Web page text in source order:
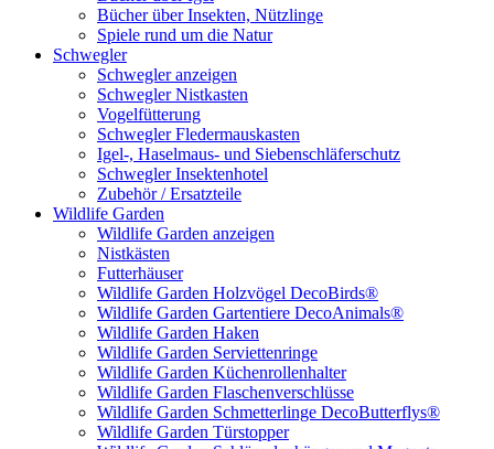
Bücher über Insekten, Nützlinge
Spiele rund um die Natur
Schwegler
Schwegler anzeigen
Schwegler Nistkasten
Vogelfütterung
Schwegler Fledermauskasten
Igel-, Haselmaus- und Siebenschläferschutz
Schwegler Insektenhotel
Zubehör / Ersatzteile
Wildlife Garden
Wildlife Garden anzeigen
Nistkästen
Futterhäuser
Wildlife Garden Holzvögel DecoBirds®
Wildlife Garden Gartentiere DecoAnimals®
Wildlife Garden Haken
Wildlife Garden Serviettenringe
Wildlife Garden Küchenrollenhalter
Wildlife Garden Flaschenverschlüsse
Wildlife Garden Schmetterlinge DecoButterflys®
Wildlife Garden Türstopper